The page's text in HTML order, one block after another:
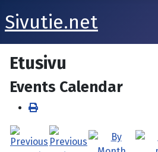
Sivutie.net
Etusivu
Events Calendar